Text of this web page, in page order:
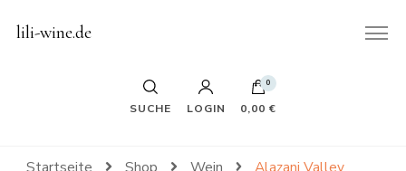
lili-wine.de
SUCHE LOGIN
0
0,00 €
Startseite Shop Wein
Alazani Valley